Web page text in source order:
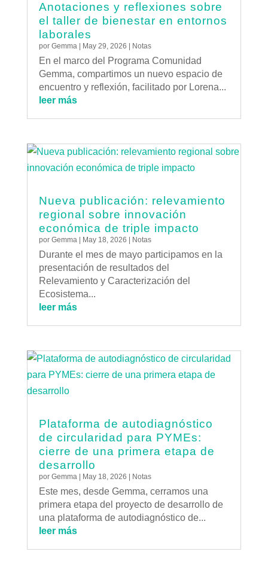
Anotaciones y reflexiones sobre
el taller de bienestar en entornos
laborales
por Gemma| May 29, 2026 Notas
En el marco del Programa Comunidad
Gemma, compartimos un nuevo espacio de
encuentro y reflexión, facilitado por Lorena...
leer más
Nueva publicación: relevamiento
regional sobre innovación
económica de triple impacto
por Gemma| May 18, 2026 Notas
Durante el mes de mayo participamos en la
presentación de resultados del
Relevamiento y Caracterización del
Ecosistema...
leer más
Plataforma de autodiagnóstico
de circularidad para PYMEs:
cierre de una primera etapa de
desarrollo
por Gemma| May 18, 2026 Notas
Este mes, desde Gemma, cerramos una
primera etapa del proyecto de desarrollo de
una plataforma de autodiagnóstico de...
leer más